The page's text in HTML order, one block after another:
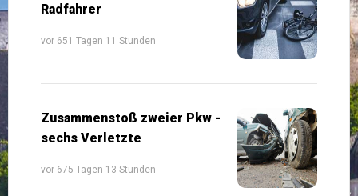
Radfahrer
vor 651 Tagen 11 Stunden
Zusammenstoß zweier Pkw -
sechs Verletzte
vor 675 Tagen 13 Stunden